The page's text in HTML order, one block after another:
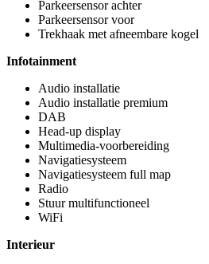
Parkeersensor achter
Parkeersensor voor
Trekhaak met afneembare kogel
Infotainment
Audio installatie
Audio installatie premium
DAB
Head-up display
Multimedia-voorbereiding
Navigatiesysteem
Navigatiesysteem full map
Radio
Stuur multifunctioneel
WiFi
Interieur